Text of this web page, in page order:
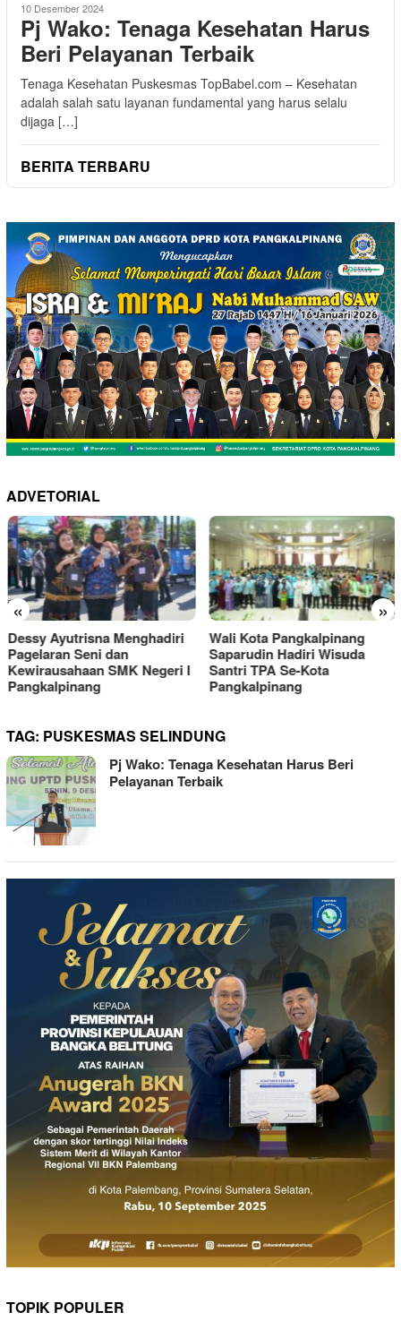
10 Desember 2024
Pj Wako: Tenaga Kesehatan Harus
Beri Pelayanan Terbaik
Tenaga Kesehatan Puskesmas TopBabel.com – Kesehatan
adalah salah satu layanan fundamental yang harus selalu
dijaga […]
BERITA TERBARU
ADVETORIAL
« »
Dessy Ayutrisna Menghadiri
Pagelaran Seni dan
Kewirausahaan SMK Negeri I
Pangkalpinang
Wali Kota Pangkalpinang
Saparudin Hadiri Wisuda
Santri TPA Se-Kota
Pangkalpinang
TAG: PUSKESMAS SELINDUNG
Pj Wako: Tenaga Kesehatan Harus Beri
Pelayanan Terbaik
TOPIK POPULER